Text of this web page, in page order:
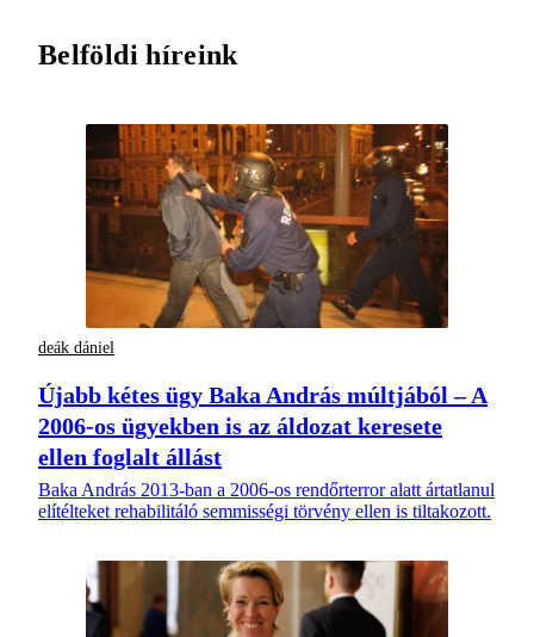
Belföldi híreink
deák dániel
Újabb kétes ügy Baka András múltjából – A
2006-os ügyekben is az áldozat keresete
ellen foglalt állást
Baka András 2013-ban a 2006-os rendőrterror alatt ártatlanul
elítélteket rehabilitáló semmisségi törvény ellen is tiltakozott.